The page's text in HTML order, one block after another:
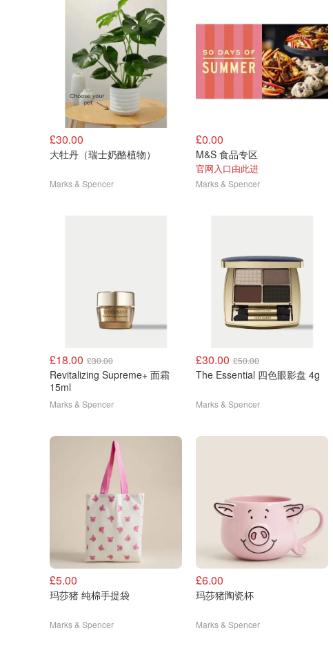
£30.00
大牡丹（瑞士奶酪植物）
Marks & Spencer
£0.00
M&S 食品专区
官网入口由此进
Marks & Spencer
£18.00 £30.00
Revitalizing Supreme+ 面霜
15ml
Marks & Spencer
£30.00 £50.00
The Essential 四色眼影盘 4g
Marks & Spencer
£5.00
玛莎猪 纯棉手提袋
Marks & Spencer
£6.00
玛莎猪陶瓷杯
Marks & Spencer